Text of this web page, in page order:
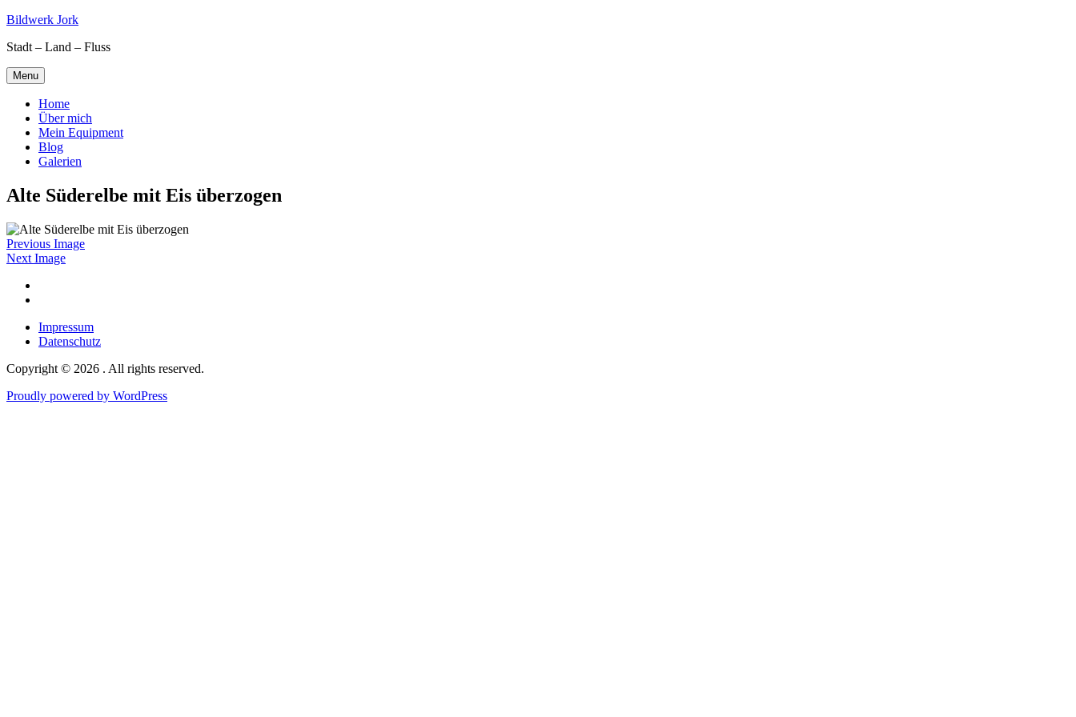
Skip
content
Bildwerk Jork
Stadt – Land – Fluss
Menu
Home
Über mich
Mein Equipment
Blog
Galerien
Alte Süderelbe mit Eis überzogen
Previous Image
Next Image
Impressum
Datenschutz
Copyright © 2026 . All rights reserved.
Proudly powered by WordPress